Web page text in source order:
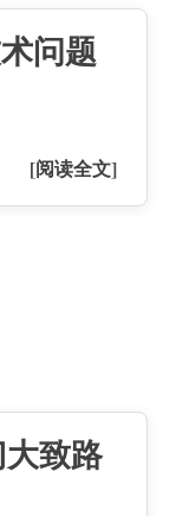
问题
[阅读全文]
致路